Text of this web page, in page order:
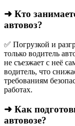
➜ Кто
автовоз?
✅ Погрузкой и
только водитель
не съезжает с неё
водитель, что
требованиям
работах.
➜ Как
автовозе?